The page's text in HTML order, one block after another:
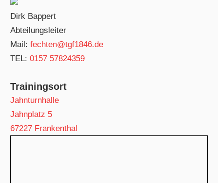
Dirk Bappert
Abteilungsleiter
Mail:fechten@tgf1846.de
TEL:0157 57824359
Trainingsort
Jahnturnhalle
Jahnplatz 5
67227 Frankenthal